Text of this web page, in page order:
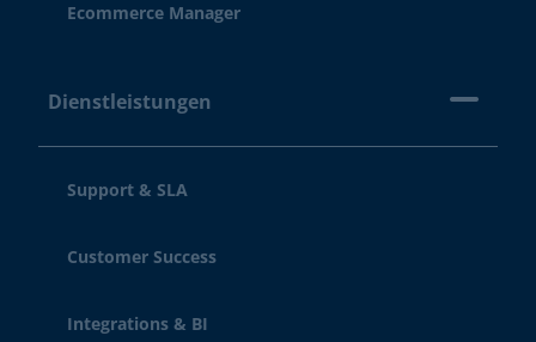
Ecommerce Manager
Dienstleistungen
Support & SLA
Customer Success
Integrations & BI